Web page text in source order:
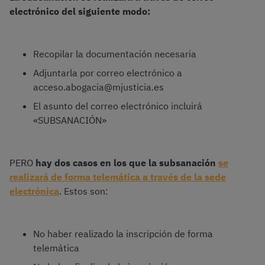
electrónico del siguiente modo:
Recopilar la documentación necesaria
Adjuntarla por correo electrónico a
acceso.abogacia@mjusticia.es
El asunto del correo electrónico incluirá
«SUBSANACIÓN»
PERO hay dos casos en los que la subsanación se
realizará de forma telemática a través de la sede
electrónica. Estos son:
No haber realizado la inscripción de forma
telemática